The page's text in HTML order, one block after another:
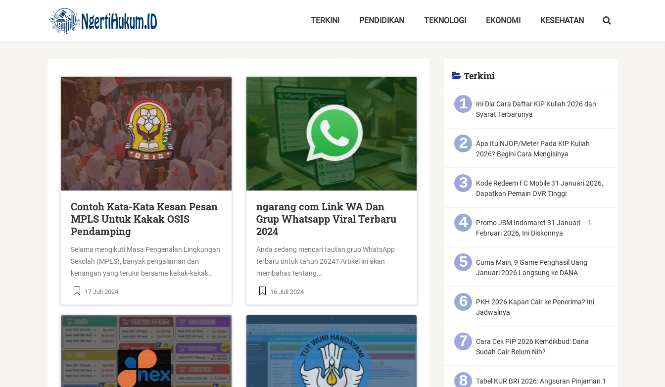
TERKINI PENDIDIKAN TEKNOLOGI EKONOMI KESEHATAN
Contoh Kata-Kata Kesan Pesan
MPLS Untuk Kakak OSIS
Pendamping
Selama mengikuti Masa Pengenalan Lingkungan
Sekolah (MPLS), banyak pengalaman dan
kenangan yang terukir bersama kakak-kakak…
17 Juli 2024
ngarang com Link WA Dan
Grup Whatsapp Viral Terbaru
2024
Anda sedang mencari tautan grup WhatsApp
terbaru untuk tahun 2024? Artikel ini akan
membahas tentang…
16 Juli 2024
Terkini
Ini Dia Cara Daftar KIP Kuliah 2026 dan
Syarat Terbarunya
Apa Itu NJOP/Meter Pada KIP Kuliah
2026? Begini Cara Mengisinya
Kode Redeem FC Mobile 31 Januari 2026,
Dapatkan Pemain OVR Tinggi
Promo JSM Indomaret 31 Januari – 1
Februari 2026, Ini Diskonnya
Cuma Main, 9 Game Penghasil Uang
Januari 2026 Langsung ke DANA
PKH 2026 Kapan Cair ke Penerima? Ini
Jadwalnya
Cara Cek PIP 2026 Kemdikbud: Dana
Sudah Cair Belum Nih?
Tabel KUR BRI 2026: Angsuran Pinjaman 1